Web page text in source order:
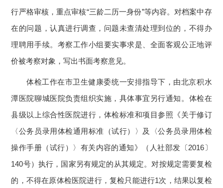
行严格审核，重点审核“三龄二历一身份”等内容。对档案中存
在的问题，认真进行调查，问题未查清处理到位的，不得办
理聘用手续。考察工作小组要实事求是、全面客观公正地评
价被考察对象，写出书面考察意见。
体检工作在市卫生健康委统一安排指导下，由北京积水
潭医院聊城医院负责组织实施，具体事宜另行通知。体检在
县级以上综合性医院进行，体检标准和项目参照《关于修订
〈公务员录用体检通用标准（试行）〉及〈公务员录用体检
操作手册（试行）〉有关内容的通知》（人社部发〔2016〕
140号）执行，国家另有规定的从其规定。对按规定需要复检
的，不得在原体检医院进行，复检只能进行1次，结果以复检